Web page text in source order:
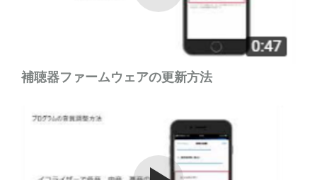
補聴器ファームウェアの更新方法
Watch the video